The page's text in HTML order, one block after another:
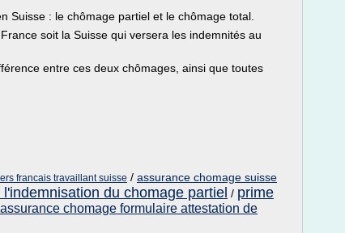
Suisse : le chômage partiel et le chômage total.
soit la Suisse qui versera les indemnités au
entre ces deux chômages, ainsi que toutes
francais travaillant suisse / assurance chomage suisse
du chomage partiel / prime
assurance chomage formulaire attestation de